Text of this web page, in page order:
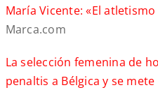
María Vicente: «El
Marca.com
La selección femenina de
penaltis a Bélgica y se